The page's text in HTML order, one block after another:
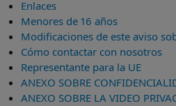
Enlaces
Menores de 16 años
Modificaciones de este aviso
Cómo contactar con nosotros
Representante para la UE
ANEXO SOBRE
ANEXO SOBRE LA VIDEO